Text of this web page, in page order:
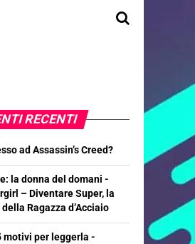
RECENTI
ad Assassin’s Creed?
la donna del domani -
– Diventare Super, la
Ragazza d’Acciaio
motivi per leggerla -